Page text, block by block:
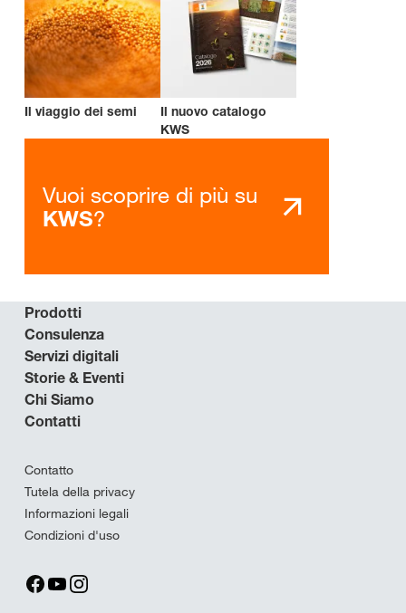
Il viaggio dei semi
Il nuovo catalogo
KWS
Vuoi scoprire di più su
KWS?
Prodotti
Consulenza
Servizi digitali
Storie & Eventi
Chi Siamo
Contatti
Contatto
Tutela della privacy
Informazioni legali
Condizioni d'uso